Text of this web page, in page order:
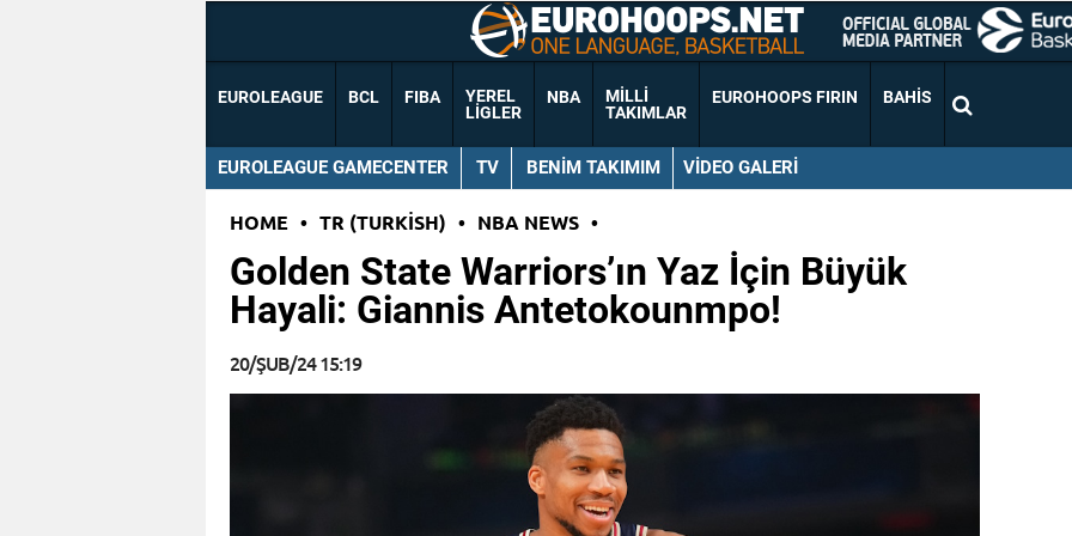
EUROLEAGUE BCL FIBA
YEREL
LIGLER
NBA
MILLI
TAKIMLAR
EUROHOOPS FIRIN BAHIS
EUROLEAGUE GAMECENTER TV BENIM TAKIMIM VIDEO GALERI
HOME • TR (TURKISH) • NBA NEWS •
Golden State Warriors’ın Yaz İçin Büyük
Hayali: Giannis Antetokounmpo!
20/ŞUB/24 15:19